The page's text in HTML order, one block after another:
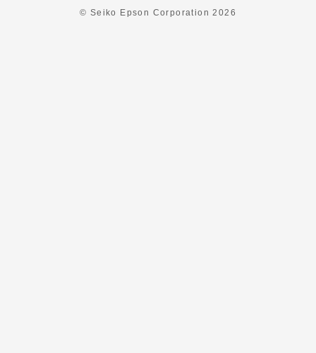
© Seiko Epson Corporation2026